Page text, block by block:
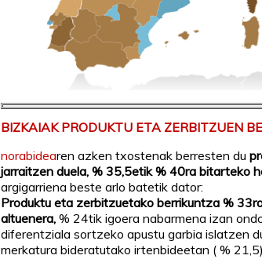
BIZKAIAK PRODUKTU ETA ZERBITZUEN
norabidearen azken txostenak berresten du
jarraitzen duela, % 35,5etik % 40ra bitarteko
argigarriena beste arlo batetik dator:
Produktu eta zerbitzuetako berrikuntza %
altuenera, % 24tik igoera nabarmena izan
diferentziala sortzeko apustu garbia islatzen
merkatura bideratutako irtenbideetan ( %